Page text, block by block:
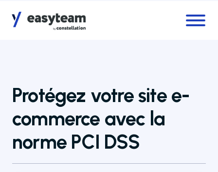
Protégez votre site e-
commerce avec la
norme PCI DSS